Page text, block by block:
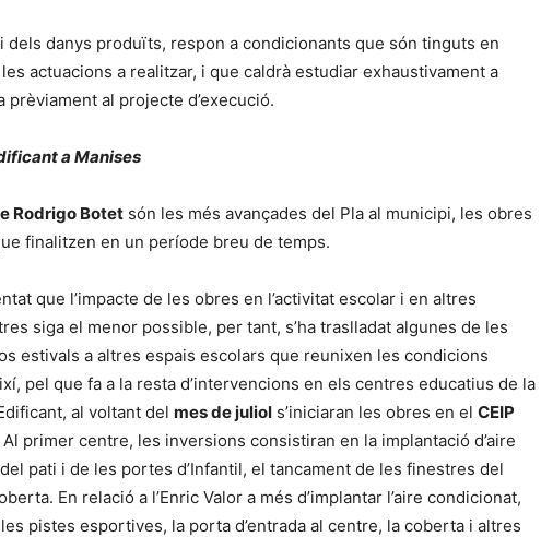
dels danys produïts, respon a condicionants que són tinguts en
actuacions a realitzar, i que caldrà estudiar exhaustivament a
prèviament al projecte d’execució.
a Manises
Rodrigo Botet són les més avançades del Pla al municipi, les obres
finalitzen en un període breu de temps.
que l’impacte de les obres en l’activitat escolar i en altres
siga el menor possible, per tant, s’ha traslladat algunes de les
estivals a altres espais escolars que reunixen les condicions
pel que fa a la resta d’intervencions en els centres educatius de la
al voltant del mes de juliol s’iniciaran les obres en el CEIP
Al primer centre, les inversions consistiran en la implantació d’aire
pati i de les portes d’Infantil, el tancament de les finestres del
En relació a l’Enric Valor a més d’implantar l’aire condicionat,
pistes esportives, la porta d’entrada al centre, la coberta i altres